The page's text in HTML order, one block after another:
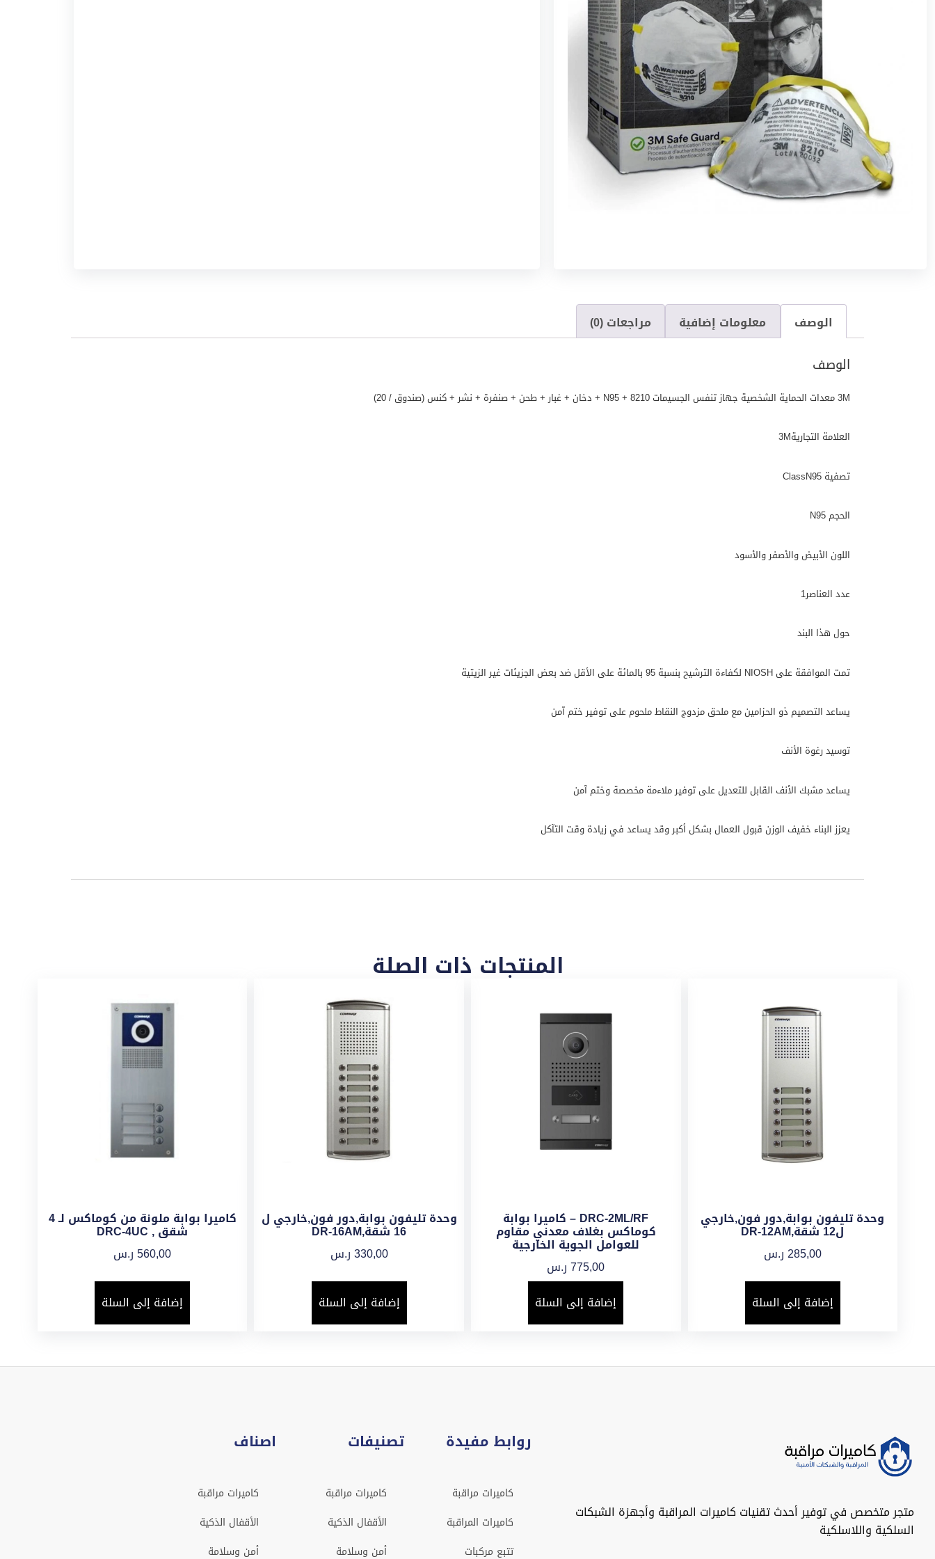
الوصف معلومات إضافية مراجعات (0)
الوصف
3M معدات الحماية الشخصية جهاز تنفس الجسيمات 8210 + N95 + دخان + غبار + طحن + صنفرة + نشر + كنس (صندوق / 20)
العلامة التجارية3M
تصفية ClassN95
الحجم N95
اللون الأبيض والأصفر والأسود
عدد العناصر1
حول هذا البند
تمت الموافقة على NIOSH لكفاءة الترشيح بنسبة 95 بالمائة على الأقل ضد بعض الجزيئات غير الزيتية
يساعد التصميم ذو الحزامين مع ملحق مزدوج النقاط ملحوم على توفير ختم آمن
توسيد رغوة الأنف
يساعد مشبك الأنف القابل للتعديل على توفير ملاءمة مخصصة وختم آمن
يعزز البناء خفيف الوزن قبول العمال بشكل أكبر وقد يساعد في زيادة وقت التآكل
المنتجات ذات الصلة
وحدة تليفون بوابة,دور فون,خارجي
ل12 شقة,DR-12AM
285,00ر.س
إضافة إلى السلة
DRC-2ML/RF – كاميرا بوابة
كوماكس بغلاف معدني مقاوم
للعوامل الجوية الخارجية
775,00 ر.س
إضافة إلى السلة
وحدة تليفون بوابة,دور فون,خارجي ل
16 شقة,DR-16AM
330,00ر.س
إضافة إلى السلة
كاميرا بوابة ملونة من كوماكس لـ 4
شقق , DRC-4UC
560,00ر.س
إضافة إلى السلة
متجر متخصص في توفير أحدث تقنيات كاميرات المراقبة وأجهزة الشبكات
السلكية واللاسلكية
روابط مفيدة
كاميرات مراقبة
كاميرات المراقبة
تتبع مركبات
تصنيفات
كاميرات مراقبة
الأقفال الذكية
أمن وسلامة
اصناف
كاميرات مراقبة
الأقفال الذكية
أمن وسلامة